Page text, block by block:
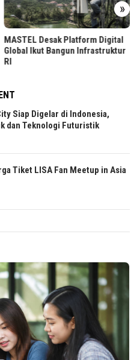
»
MASTEL Desak Platform Digital
Global Ikut Bangun Infrastruktur
RI
Siap Digelar di Indonesia,
dan Teknologi Futuristik
Tiket LISA Fan Meetup in Asia